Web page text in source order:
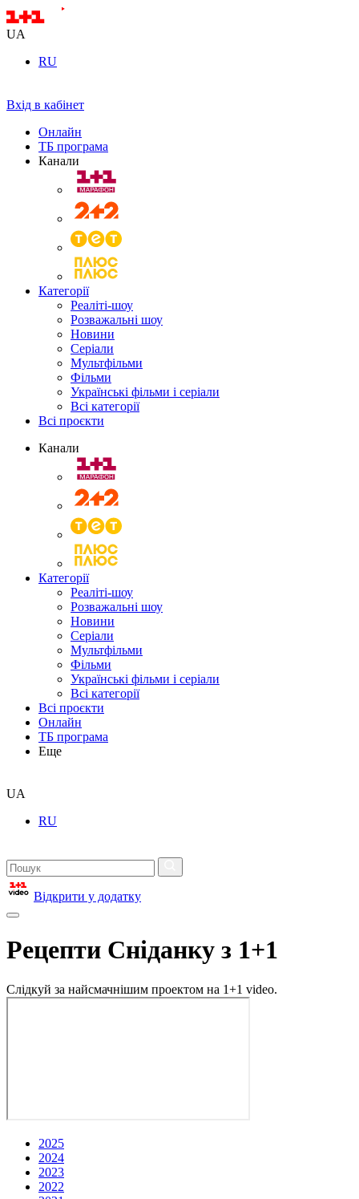
UA
RU
Вхід в кабінет
Онлайн
ТБ програма
Канали
Категорії
Реаліті-шоу
Розважальні шоу
Новини
Серіали
Мультфільми
Фільми
Українські фільми і серіали
Всі категорії
Всі проєкти
Канали
Категорії
Реаліті-шоу
Розважальні шоу
Новини
Серіали
Мультфільми
Фільми
Українські фільми і серіали
Всі категорії
Всі проєкти
Онлайн
ТБ програма
Еще
UA
RU
Відкрити у додатку
Рецепти Сніданку з 1+1
Слідкуй за найсмачнішим проектом на 1+1 video.
2025
2024
2023
2022